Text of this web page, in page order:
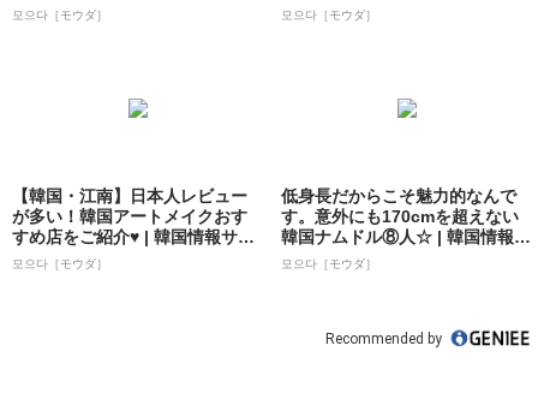
모으다［モウダ］ 모으다［モウダ］
【韓国・江南】日本人レビュー
が多い！韓国アートメイクおす
すめ店をご紹介♥ | 韓国情報サイ
ト 모으...
모으다［モウダ］
低身長だからこそ魅力的なんで
す。意外にも170cmを超えない
韓国ナムドル⑧人☆ | 韓国情報サ
イト...
모으다［モウダ］
Recommended by